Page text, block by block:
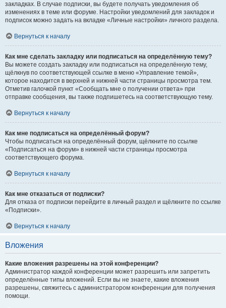
закладках. В случае подписки, вы будете получать уведомления об
изменениях в теме или форуме. Настройки уведомлений для закладок и
подписок можно задать на вкладке «Личные настройки» личного раздела.
Вернуться к началу
Как мне сделать закладку или подписаться на определённую тему?
Вы можете создать закладку или подписаться на определённую тему,
щёлкнув по соответствующей ссылке в меню «Управление темой»,
которое находится в верхней и нижней части страницы просмотра тем.
Отметив галочкой пункт «Сообщать мне о получении ответа» при
отправке сообщения, вы также подпишетесь на соответствующую тему.
Вернуться к началу
Как мне подписаться на определённый форум?
Чтобы подписаться на определённый форум, щёлкните по ссылке
«Подписаться на форум» в нижней части страницы просмотра
соответствующего форума.
Вернуться к началу
Как мне отказаться от подписки?
Для отказа от подписки перейдите в личный раздел и щёлкните по ссылке
«Подписки».
Вернуться к началу
Вложения
Какие вложения разрешены на этой конференции?
Администратор каждой конференции может разрешить или запретить
определённые типы вложений. Если вы не знаете, какие вложения
разрешены, свяжитесь с администратором конференции для получения
помощи.